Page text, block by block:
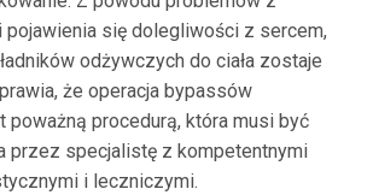
pojawienia się dolegliwości z sercem,
odżywczych do ciała zostaje
że operacja bypassów
poważną procedurą, która musi być
przez specjalistę z kompetentnymi
i leczniczymi.